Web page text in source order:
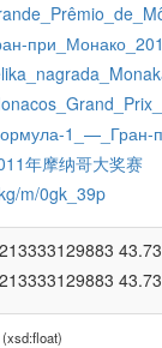
1_—_Гран-
年摩纳哥大奖赛
m/0gk_39p
(xsd:float)